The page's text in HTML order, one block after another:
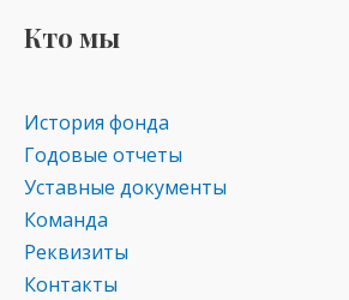
kl
as
s
ni
ki
Кто мы
История фонда
Годовые отчеты
Уставные документы
Команда
Реквизиты
Контакты